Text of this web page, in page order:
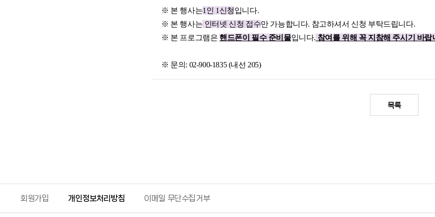
※ 본 행사는1인 1신청입니다.
※ 본 행사는 인터넷 신청 접수만 가능합니다. 참고하셔서 신청 부탁드립니다.
※ 본 프로그램은 핸드폰이 필수 준비물입니다. 참여를 위해 꼭 지참해 주시기 바랍
※ 문의: 02-900-1835 (내선 205)
목록
회원가입 개인정보처리방침 이메일 무단수집거부